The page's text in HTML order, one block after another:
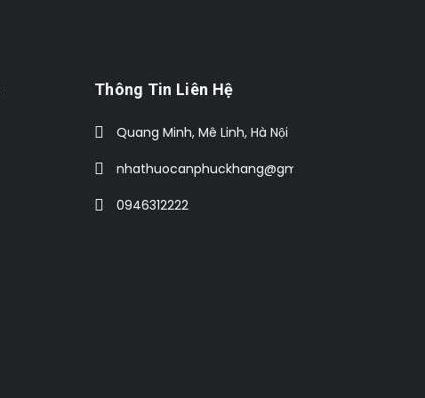
Thông Tin Liên Hệ
Quang Minh, Mê Linh, Hà Nội
nhathuocanphuckhang@gmail.com
0946312222